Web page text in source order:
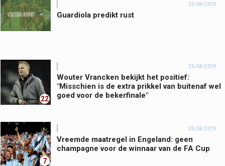
25/04/2019
Guardiola predikt rust
22
25/04/2019
Wouter Vrancken bekijkt het positief:
"Misschien is de extra prikkel van buitenaf wel
goed voor de bekerfinale"
7
25/04/2019
Vreemde maatregel in Engeland: geen
champagne voor de winnaar van de FA Cup